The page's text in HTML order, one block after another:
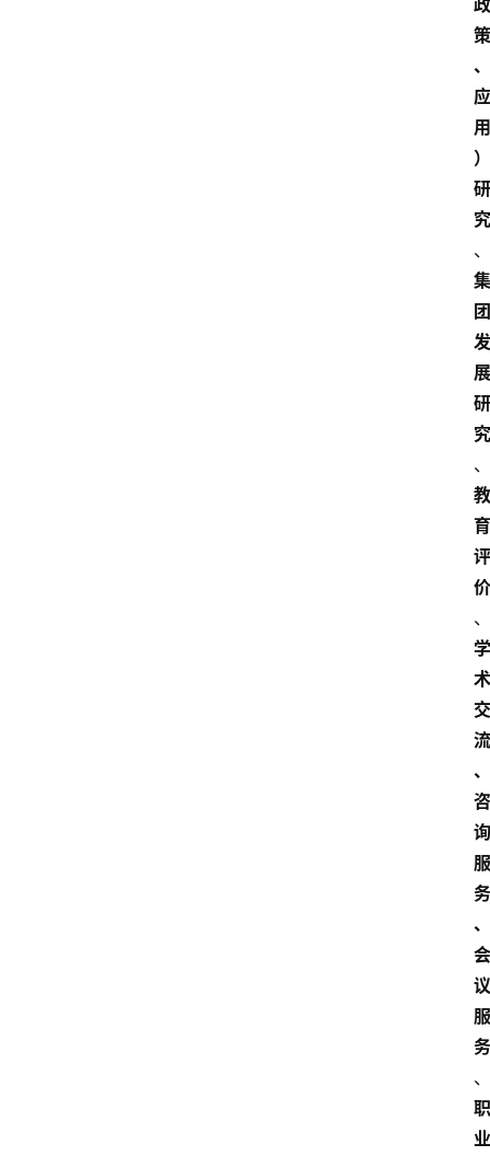
政
策
、
应
用
）
研
究
、
集
团
发
展
研
究
、
教
育
评
价
、
学
术
交
流
、
咨
询
服
务
、
会
议
服
务
、
职
业